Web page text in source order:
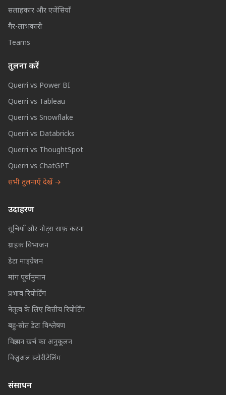
सलाहकार और एजेंसियाँ
गैर-लाभकारी
Teams
तुलना करें
Querri vs Power BI
Querri vs Tableau
Querri vs Snowflake
Querri vs Databricks
Querri vs ThoughtSpot
Querri vs ChatGPT
सभी तुलनाएँ देखें →
उदाहरण
सूचियाँ और नोट्स साफ़ करना
ग्राहक विभाजन
डेटा माइग्रेशन
मांग पूर्वानुमान
प्रभाव रिपोर्टिंग
नेतृत्व के लिए वित्तीय रिपोर्टिंग
बहु-स्रोत डेटा विश्लेषण
विज्ञापन खर्च का अनुकूलन
विज़ुअल स्टोरीटेलिंग
संसाधन